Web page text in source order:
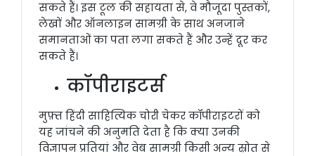
सकते हैं। इस टूल की सहायता से, वे मौजूदा पुस्तकों,
लेखों और ऑनलाइन सामग्री के साथ अनजाने
समानताओं का पता लगा सकते हैं और उन्हें दूर कर
सकते हैं।
कॉपीराइटर्स
मुफ़्त हिंदी साहित्यिक चोरी चेकर कॉपीराइटरों को
यह जांचने की अनुमति देता है कि क्या उनकी
विज्ञापन प्रतियां और वेब सामग्री किसी अन्य स्रोत से